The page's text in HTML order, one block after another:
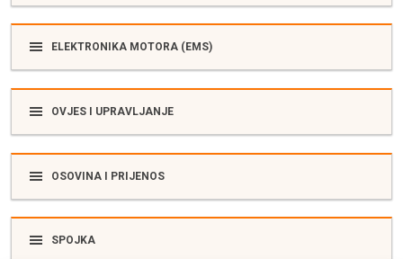
ELEKTRONIKA MOTORA (EMS)
OVJES I UPRAVLJANJE
OSOVINA I PRIJENOS
SPOJKA